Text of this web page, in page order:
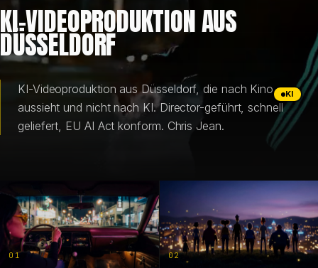
WEB DESIGN
KI-LÖSUNGEN
BLOG
DE
KI
KI-VIDEOPRODUKTION AUS
DÜSSELDORF
KI-Videoproduktion aus Düsseldorf, die nach Kino
aussieht und nicht nach KI. Director-geführt, schnell
geliefert, EU AI Act konform. Chris Jean.
01 02